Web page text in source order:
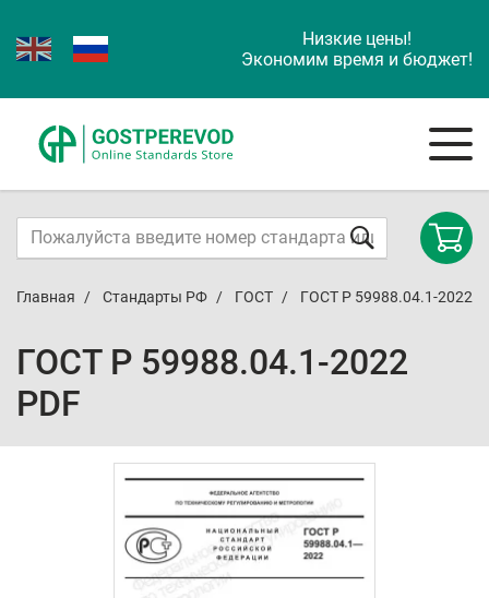
Низкие цены!
Экономим время и бюджет!
Главная Стандарты РФ ГОСТ ГОСТ Р 59988.04.1-2022
ГОСТ Р 59988.04.1-2022
PDF